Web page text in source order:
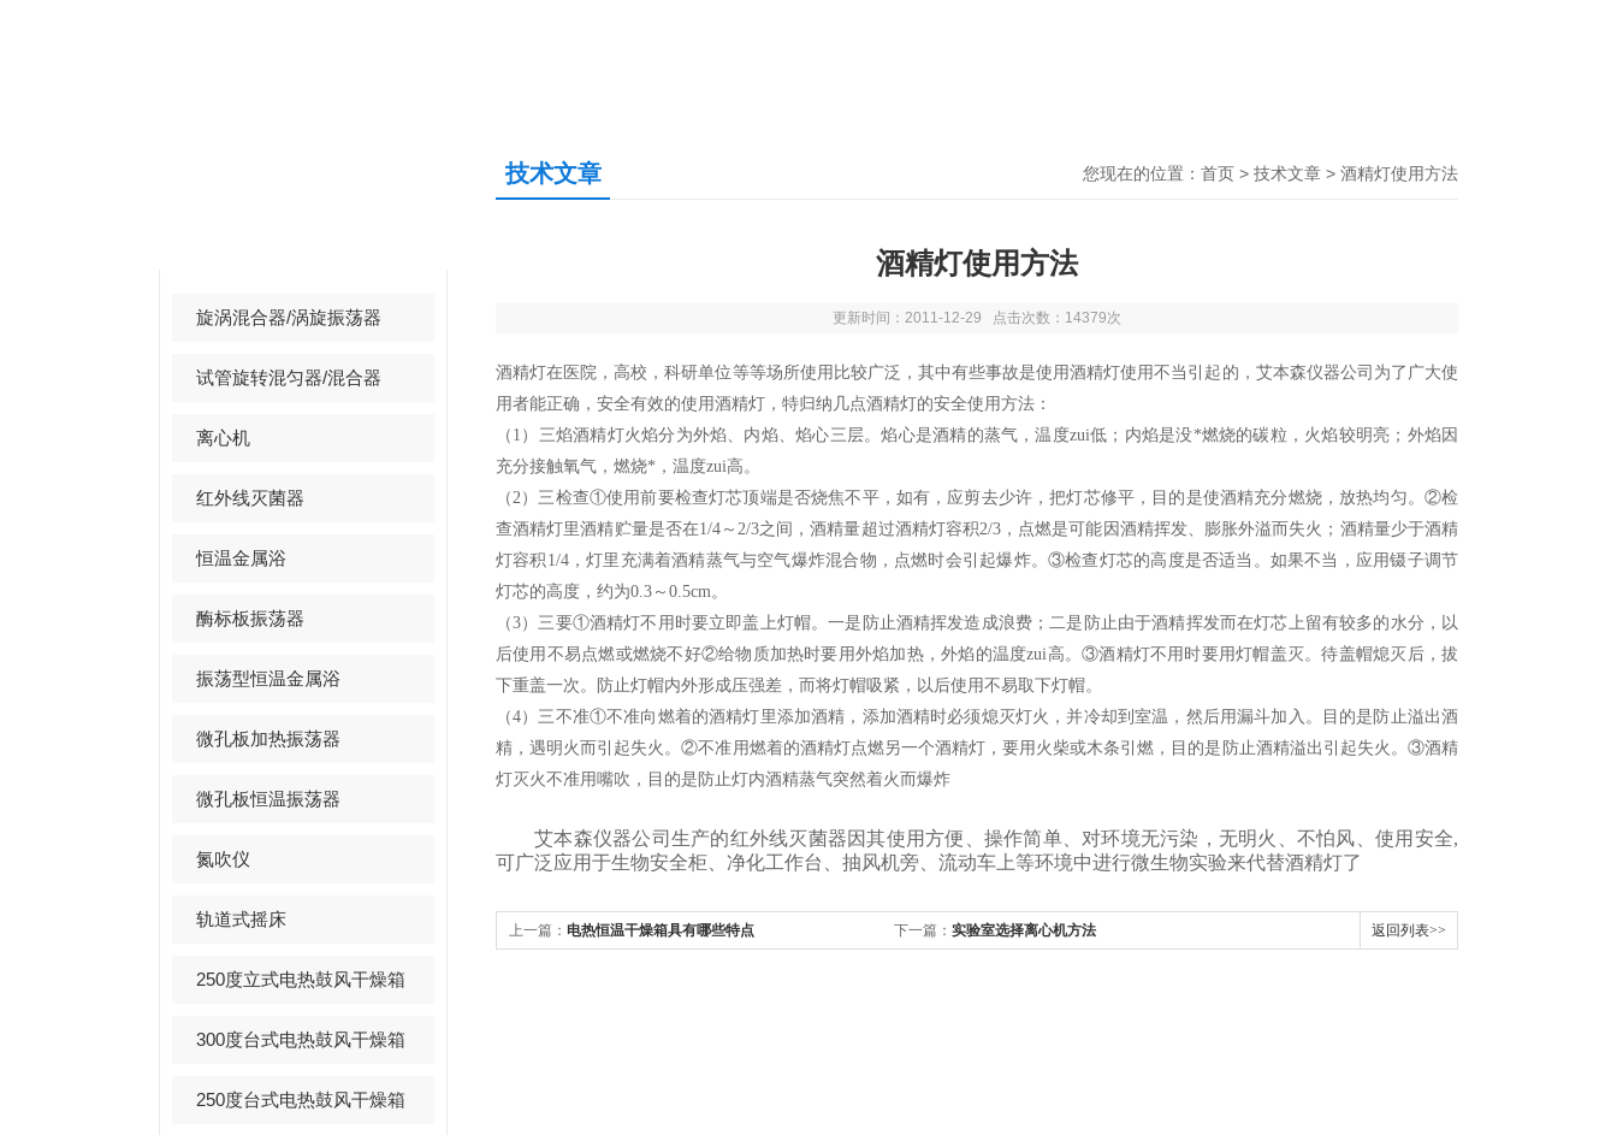
旋涡混合器/涡旋振荡器
试管旋转混匀器/混合器
离心机
红外线灭菌器
恒温金属浴
酶标板振荡器
振荡型恒温金属浴
微孔板加热振荡器
微孔板恒温振荡器
氮吹仪
轨道式摇床
250度立式电热鼓风干燥箱
300度台式电热鼓风干燥箱
250度台式电热鼓风干燥箱
技术文章 您现在的位置： 首页 > 技术文章 > 酒精灯使用方法
酒精灯使用方法
更新时间：2011-12-29 点击次数：14379次
酒精灯在医院，高校，科研单位等等场所使用比较广泛，其中有些事故是使用酒精灯使用不当引起的，艾本森仪器公司为了广大使
用者能正确，安全有效的使用酒精灯，特归纳几点酒精灯的安全使用方法：
（1）三焰酒精灯火焰分为外焰、内焰、焰心三层。焰心是酒精的蒸气，温度zui低；内焰是没*燃烧的碳粒，火焰较明亮；外焰因
充分接触氧气，燃烧*，温度zui高。
（2）三检查①使用前要检查灯芯顶端是否烧焦不平，如有，应剪去少许，把灯芯修平，目的是使酒精充分燃烧，放热均匀。②检
查酒精灯里酒精贮量是否在1/4～2/3之间，酒精量超过酒精灯容积2/3，点燃是可能因酒精挥发、膨胀外溢而失火；酒精量少于酒精
灯容积1/4，灯里充满着酒精蒸气与空气爆炸混合物，点燃时会引起爆炸。③检查灯芯的高度是否适当。如果不当，应用镊子调节
灯芯的高度，约为0.3～0.5cm。
（3）三要①酒精灯不用时要立即盖上灯帽。一是防止酒精挥发造成浪费；二是防止由于酒精挥发而在灯芯上留有较多的水分，以
后使用不易点燃或燃烧不好②给物质加热时要用外焰加热，外焰的温度zui高。③酒精灯不用时要用灯帽盖灭。待盖帽熄灭后，拔
下重盖一次。防止灯帽内外形成压强差，而将灯帽吸紧，以后使用不易取下灯帽。
（4）三不准①不准向燃着的酒精灯里添加酒精，添加酒精时必须熄灭灯火，并冷却到室温，然后用漏斗加入。目的是防止溢出酒
精，遇明火而引起失火。②不准用燃着的酒精灯点燃另一个酒精灯，要用火柴或木条引燃，目的是防止酒精溢出引起失火。③酒精
灯灭火不准用嘴吹，目的是防止灯内酒精蒸气突然着火而爆炸
艾本森仪器公司生产的红外线灭菌器因其使用方便、操作简单、对环境无污染，无明火、不怕风、使用安全,
可广泛应用于生物安全柜、净化工作台、抽风机旁、流动车上等环境中进行微生物实验来代替酒精灯了
上一篇： 电热恒温干燥箱具有哪些特点 下一篇： 实验室选择离心机方法 返回列表>>